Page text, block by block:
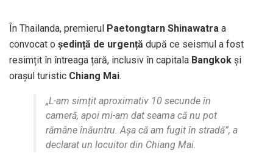
În Thailanda, premierul Paetongtarn Shinawatra a
convocat o ședință de urgență după ce seismul a fost
resimțit în întreaga țară, inclusiv în capitala Bangkok și
orașul turistic Chiang Mai.
„L-am simțit aproximativ 10 secunde în
cameră, apoi mi-am dat seama că nu pot
rămâne înăuntru. Așa că am fugit în stradă”, a
declarat un locuitor din Chiang Mai.